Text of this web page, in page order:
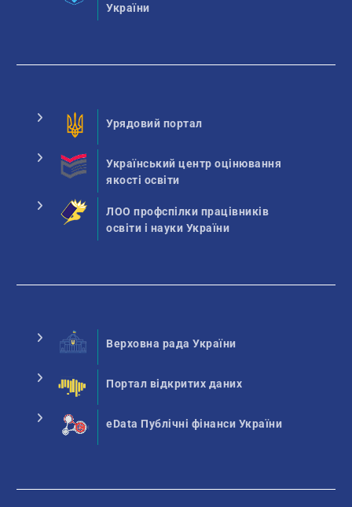
України
Урядовий портал
Український центр оцінювання
якості освіти
ЛОО профспілки працівників
освіти і науки України
Верховна рада України
Портал відкритих даних
eData Публічні фінанси України